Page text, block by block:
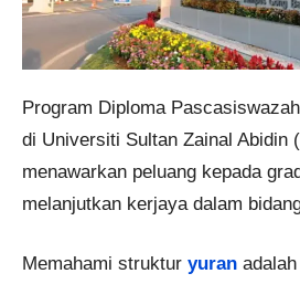
Program Diploma
di Universiti Sultan Zainal Abidin
menawarkan peluang kepada
melanjutkan kerjaya dalam
Memahami struktur yuran